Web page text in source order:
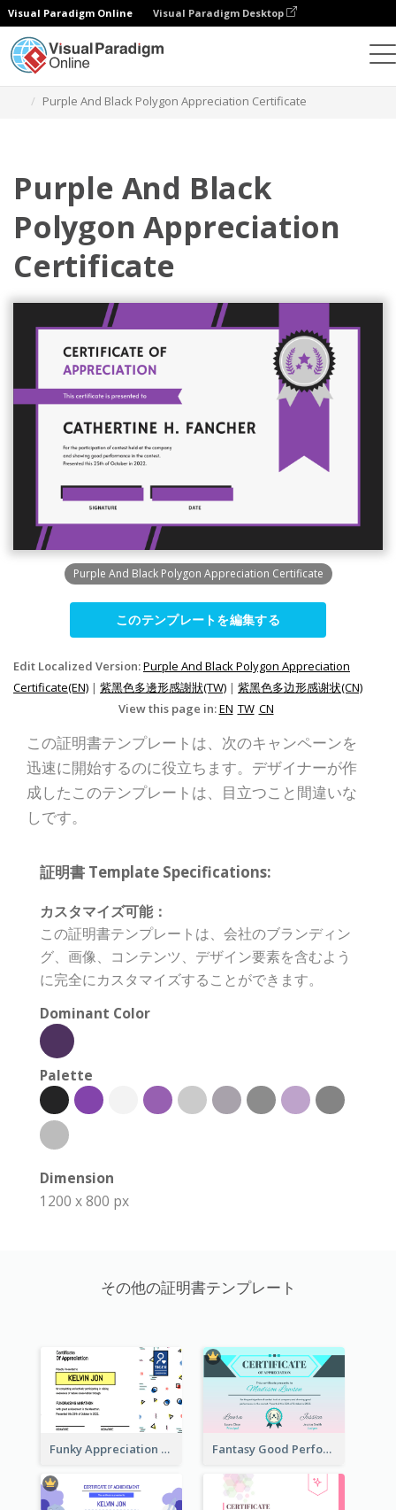
Visual Paradigm Online Visual Paradigm Desktop
Purple And Black Polygon Appreciation Certificate
Purple And Black
Polygon Appreciation
Certificate
Purple And Black Polygon Appreciation Certificate
このテンプレートを編集する
Edit Localized Version:Purple And Black Polygon Appreciation
Certificate(EN) | 紫黑色多邊形感謝狀(TW) | 紫黑色多边形感谢状(CN)
View this page in:EN TW CN
この証明書テンプレートは、次のキャンペーンを
迅速に開始するのに役立ちます。デザイナーが作
成したこのテンプレートは、目立つこと間違いな
しです。
証明書 Template Specifications:
カスタマイズ可能：
この証明書テンプレートは、会社のブランディン
グ、画像、コンテンツ、デザイン要素を含むよう
に完全にカスタマイズすることができます。
Dominant Color
Palette
Dimension
1200 x 800 px
その他の証明書テンプレート
Funky Appreciation Letter For Fundraising Fantasy Good Performance Award Certificate